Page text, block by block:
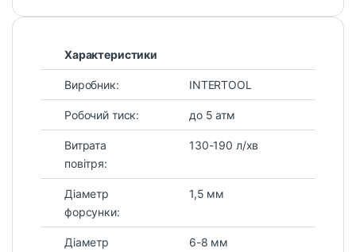
Характеристики
Виробник: INTERTOOL
Робочий тиск: до 5 атм
Витрата
повітря:
130-190 л/хв
Діаметр
форсунки:
1,5 мм
Діаметр
6-8 мм